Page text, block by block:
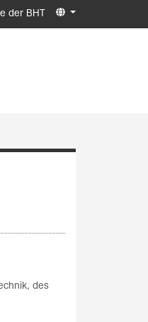
der BHT
des